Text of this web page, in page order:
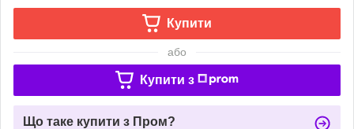
Купити
або
Купити з
Що таке купити з Пром?